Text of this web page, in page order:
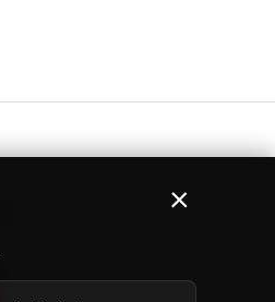
×